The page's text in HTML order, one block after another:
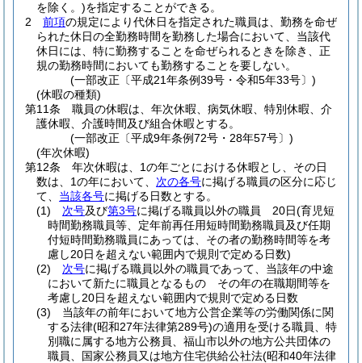
を除く。)を指定することができる。
2
前項の規定により代休日を指定された職員は、勤務を命ぜ
られた休日の全勤務時間を勤務した場合において、当該代
休日には、特に勤務することを命ぜられるときを除き、正
規の勤務時間においても勤務することを要しない。
(一部改正〔平成21年条例39号・令和5年33号〕)
(休暇の種類)
第11条
職員の休暇は、年次休暇、病気休暇、特別休暇、介
護休暇、介護時間及び組合休暇とする。
(一部改正〔平成9年条例72号・28年57号〕)
(年次休暇)
第12条
年次休暇は、1の年ごとにおける休暇とし、その日
数は、1の年において、 次の各号に掲げる職員の区分に応じ
て、 当該各号に掲げる日数とする。
(1)
次号及び第3号に掲げる職員以外の職員 20日(育児短
時間勤務職員等、定年前再任用短時間勤務職員及び任期
付短時間勤務職員にあっては、その者の勤務時間等を考
慮し20日を超えない範囲内で規則で定める日数)
(2)
次号に掲げる職員以外の職員であって、当該年の中途
において新たに職員となるもの その年の在職期間等を
考慮し20日を超えない範囲内で規則で定める日数
(3)
当該年の前年において地方公営企業等の労働関係に関
する法律(昭和27年法律第289号)の適用を受ける職員、特
別職に属する地方公務員、福山市以外の地方公共団体の
職員、国家公務員又は地方住宅供給公社法(昭和40年法律